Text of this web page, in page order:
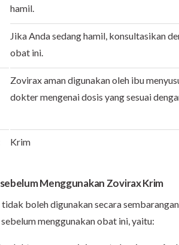
hamil.
Jika Anda sedang hamil, konsultasikan
obat ini.
Zovirax aman digunakan oleh ibu
dokter mengenai dosis yang sesuai
Krim
Menggunakan Zovirax Krim
boleh digunakan secara
menggunakan obat ini, yaitu: